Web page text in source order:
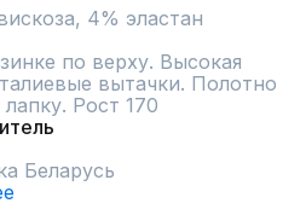
4% эластан
по верху. Высокая
вытачки. Полотно
Рост 170
Беларусь